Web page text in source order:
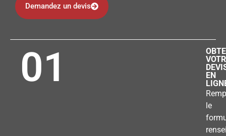
Demandez un devis
01
EN
le